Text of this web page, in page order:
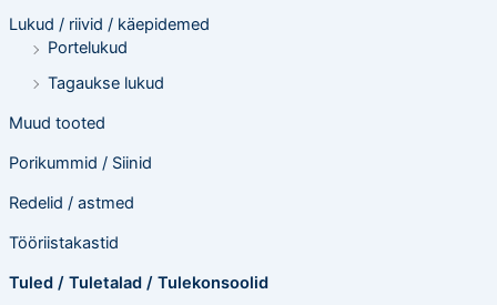
Lukud / riivid / käepidemed
Portelukud
Tagaukse lukud
Muud tooted
Porikummid / Siinid
Redelid / astmed
Tööriistakastid
Tuled / Tuletalad / Tulekonsoolid